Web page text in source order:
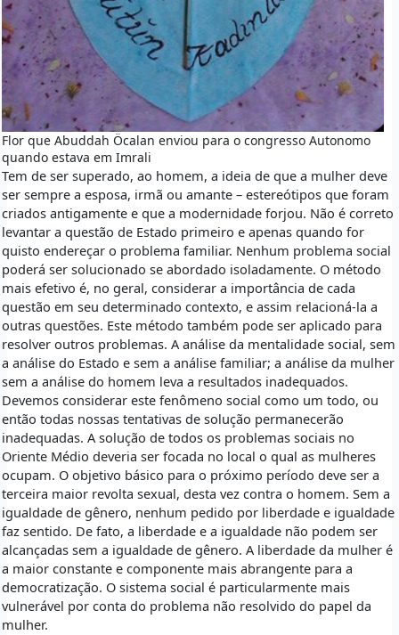
Flor que Abuddah Öcalan enviou para o congresso Autonomo
quando estava em Imrali
Tem de ser superado, ao homem, a ideia de que a mulher deve
ser sempre a esposa, irmã ou amante – estereótipos que foram
criados antigamente e que a modernidade forjou. Não é correto
levantar a questão de Estado primeiro e apenas quando for
quisto endereçar o problema familiar. Nenhum problema social
poderá ser solucionado se abordado isoladamente. O método
mais efetivo é, no geral, considerar a importância de cada
questão em seu determinado contexto, e assim relacioná-la a
outras questões. Este método também pode ser aplicado para
resolver outros problemas. A análise da mentalidade social, sem
a análise do Estado e sem a análise familiar; a análise da mulher
sem a análise do homem leva a resultados inadequados.
Devemos considerar este fenômeno social como um todo, ou
então todas nossas tentativas de solução permanecerão
inadequadas. A solução de todos os problemas sociais no
Oriente Médio deveria ser focada no local o qual as mulheres
ocupam. O objetivo básico para o próximo período deve ser a
terceira maior revolta sexual, desta vez contra o homem. Sem a
igualdade de gênero, nenhum pedido por liberdade e igualdade
faz sentido. De fato, a liberdade e a igualdade não podem ser
alcançadas sem a igualdade de gênero. A liberdade da mulher é
a maior constante e componente mais abrangente para a
democratização. O sistema social é particularmente mais
vulnerável por conta do problema não resolvido do papel da
mulher.